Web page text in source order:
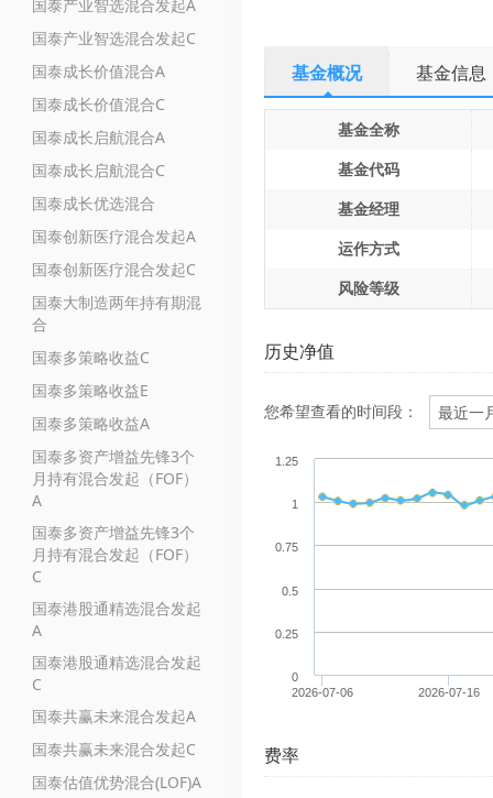
国泰产业智选混合发起A
国泰产业智选混合发起C
国泰成长价值混合A
国泰成长价值混合C
国泰成长启航混合A
国泰成长启航混合C
国泰成长优选混合
国泰创新医疗混合发起A
国泰创新医疗混合发起C
国泰大制造两年持有期混
合
国泰多策略收益C
国泰多策略收益E
国泰多策略收益A
国泰多资产增益先锋3个
月持有混合发起（FOF）
A
国泰多资产增益先锋3个
月持有混合发起（FOF）
C
国泰港股通精选混合发起
A
国泰港股通精选混合发起
C
国泰共赢未来混合发起A
国泰共赢未来混合发起C
国泰估值优势混合(LOF)A
基金概况 基金信息
基金全称
基金代码
基金经理
运作方式
风险等级
历史净值
您希望查看的时间段：
2026-07-06 2026-07-16
0
0.25
0.5
0.75
1
1.25
费率